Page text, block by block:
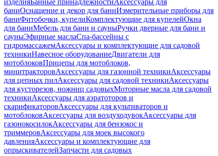
изделияБанные принадлежностиАксессуары для
баниОснащение и декор для баниИзмерительные приборы для
баниФитобочки, купелиКомплектующие для купелейОкна
для баниМебель для бани и сауныРучки дверные для бани и
сауныЭфирные маслаСпа-бассейны с
гидромассажемАксессуары и комплектующие для садовой
техникиНавесное оборудованиеДвигатели для
мотоблоковПрицепы для мотоблоков,
минитракторовАксессуары для газонной техникиАксессуары
для цепных пилАксессуары для садовой техникиАксессуары
для кусторезов, ножниц садовыхМоторные масла для садовой
техникиАксессуары для аэратоторов и
скарификаторовАксессуары для культиваторов и
мотоблоковАксессуары для воздуходувокАксессуары для
газонокосилокАксессуары для бензокос и
триммеровАксессуары для моек высокого
давленияАксессуары и комплектующие для
опрыскивателейЗапчасти для садовых